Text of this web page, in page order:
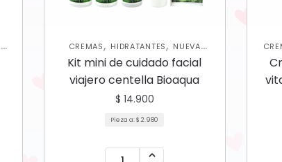
CREMAS, HIDRATANTES, NUEVA
COLECCIÓN, SKIN CARE FACIAL
Kit mini de cuidado facial
viajero centella Bioaqua
$ 14.900
Pieza a:$ 2.980